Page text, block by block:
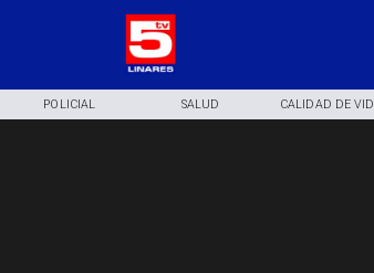
POLICIAL SALUD CALIDAD DE